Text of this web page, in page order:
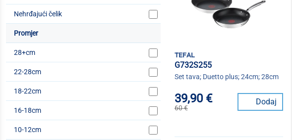
Nehrđajući čelik
Promjer
28+cm
22-28cm
18-22cm
16-18cm
10-12cm
tefal
G732S255
Set tava; Duetto plus; 24cm; 28cm
39,90 €
60 €
Dodaj